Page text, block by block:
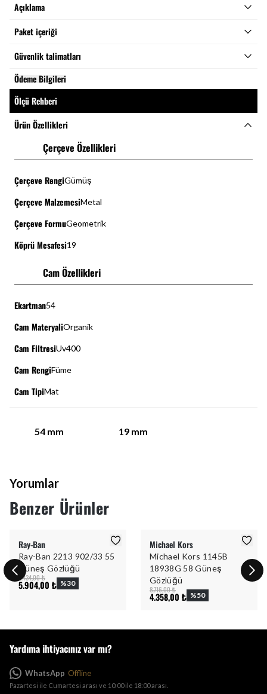
Açıklama
Paket içeriği
Güvenlik talimatları
Ödeme Bilgileri
Ölçü Rehberi
Ürün Özellikleri
Çerçeve Özellikleri
Çerçeve RengiGümüş
Çerçeve MalzemesiMetal
Çerçeve FormuGeometrik
Köprü Mesafesi19
Cam Özellikleri
Ekartman54
Cam MateryaliOrganik
Cam FiltresiUv400
Cam RengiFüme
Cam TipiMat
54 mm 19 mm
Yorumlar
Benzer Ürünler
Ray-Ban
Ray-Ban 2213 902/33 55
Güneş Gözlüğü
8.434,00 ₺
5.904,00 ₺ %30
Michael Kors
Michael Kors 1145B
18938G 58 Güneş
Gözlüğü
8.716,00 ₺
4.358,00 ₺ %50
Yardıma ihtiyacınız var mı?
WhatsApp Offline
Pazartesi ile Cumartesi arası ve 10:00 ile 18:00 arası.